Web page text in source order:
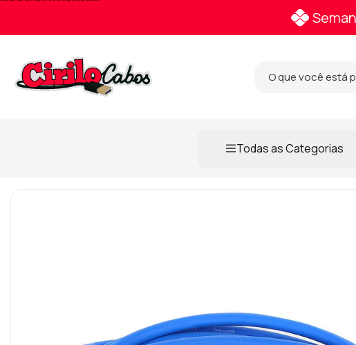
Todas as Categorias